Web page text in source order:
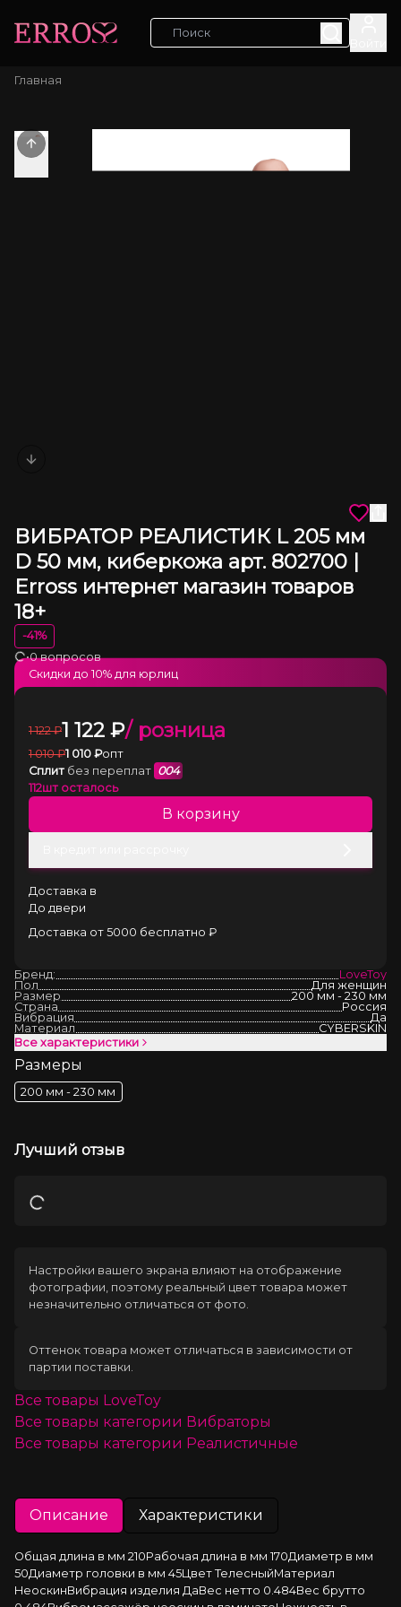
Главная
Previous slide
ВИБРАТОР РЕАЛИСТИК L 205 мм
D 50 мм, киберкожа арт. 802700 |
Erross интернет магазин товаров
18+
-41%
Загрузка
•0 вопросов
1 122 ₽1 122 ₽/ розница
1 010 ₽1 010 ₽опт
Сплит без переплат 004
112шт осталось
В корзину
Доставка в
До двери
Доставка от 5000 бесплатно ₽
Скидки до 10% для юрлиц
Бренд:
LoveToy
Пол
Для женщин
Размер
200 мм - 230 мм
Страна
Россия
Вибрация
Да
Материал
CYBERSKIN
Все характеристики
Размеры
200 мм - 230 мм
Лучший отзыв
Загрузка
Настройки вашего экрана влияют на отображение
фотографии, поэтому реальный цвет товара может
незначительно отличаться от фото.
Оттенок товара может отличаться в зависимости от
партии поставки.
Все товары LoveToy
Все товары категории Вибраторы
Все товары категории Реалистичные
Описание Характеристики
Общая длина в мм 210Рабочая длина в мм 170Диаметр в мм
50Диаметр головки в мм 45Цвет ТелесныйМатериал
НеоскинВибрация изделия ДаВес нетто 0.484Вес брутто